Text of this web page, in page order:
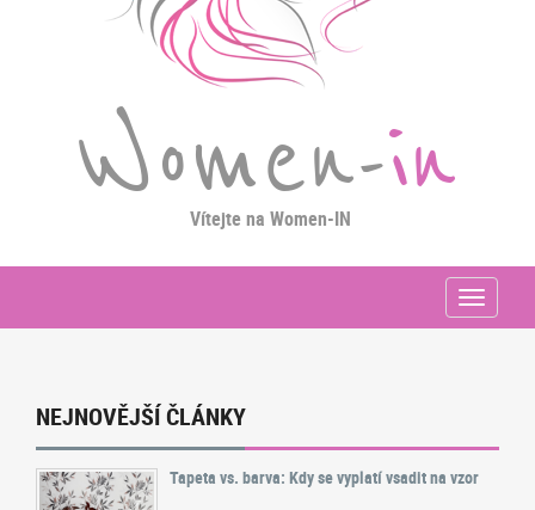
Women-in
Vítejte na Women-IN
Menu
NEJNOVĚJŠÍ ČLÁNKY
Tapeta vs. barva: Kdy se vyplatí vsadit na vzor